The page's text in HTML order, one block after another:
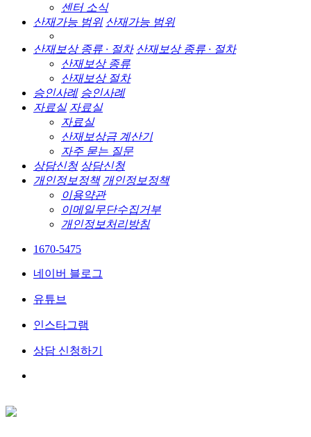
센터 소식
산재가능 범위 산재가능 범위
산재보상 종류 · 절차 산재보상 종류 · 절차
산재보상 종류
산재보상 절차
승인사례 승인사례
자료실 자료실
자료실
산재보상금 계산기
자주 묻는 질문
상담신청 상담신청
개인정보정책 개인정보정책
이용약관
이메일무단수집거부
개인정보처리방침
1670-5475
네이버 블로그
유튜브
인스타그램
상담 신청하기